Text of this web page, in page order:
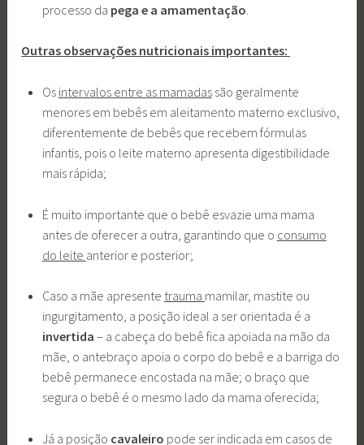
processo da pega e a amamentação
Outras observações nutricionais importantes:
Os intervalos entre as mamadassão geralmente
menores em bebês em aleitamento materno exclusivo,
diferentemente de bebês que recebem fórmulas
infantis, pois o leite materno apresenta digestibilidade
mais rápida;
É muito importante que o bebê esvazie uma mama
antes de oferecer a outra, garantindo que o consumo
do leite anterior e posterior;
Caso a mãe apresente trauma mamilar, mastite ou
ingurgitamento, a posição ideal a ser orientada é a
invertida – a cabeça do bebê fica apoiada na mão da
mãe, o antebraço apoia o corpo do bebê e a barriga do
bebê permanece encostada na mãe; o braço que
segura o bebê é o mesmo lado da mama oferecida;
Já a posição cavaleiro pode ser indicada em casos de